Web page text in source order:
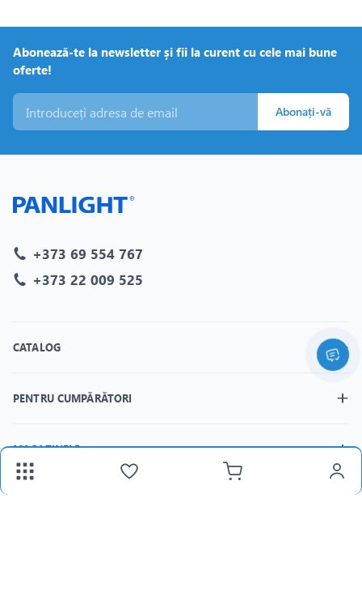
Abonează-te la newsletter și fii la curent cu cele mai bune
oferte!
Abonați-vă
+373 69 554 767
+373 22 009 525
CATALOG
PENTRU CUMPĂRĂTORI
MAGAZINELE